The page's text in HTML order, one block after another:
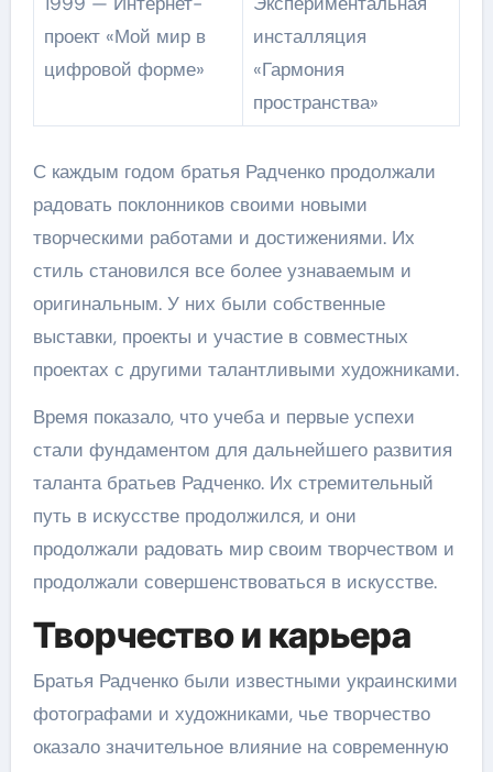
проект «Мой мир в
цифровой форме»
инсталляция
«Гармония
пространства»
С каждым годом братья Радченко продолжали
радовать поклонников своими новыми
творческими работами и достижениями. Их
стиль становился все более узнаваемым и
оригинальным. У них были собственные
выставки, проекты и участие в совместных
проектах с другими талантливыми художниками.
Время показало, что учеба и первые успехи
стали фундаментом для дальнейшего развития
таланта братьев Радченко. Их стремительный
путь в искусстве продолжился, и они
продолжали радовать мир своим творчеством и
продолжали совершенствоваться в искусстве.
Творчество и карьера
Братья Радченко были известными украинскими
фотографами и художниками, чье творчество
оказало значительное влияние на современную